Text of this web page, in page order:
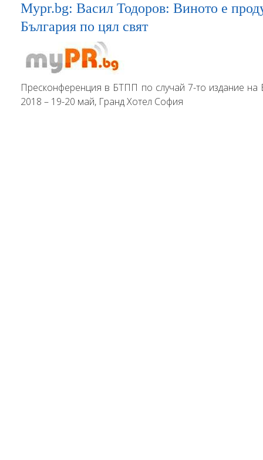
Mypr.bg: Васил Тодоров: Виното е
България по цял свят
Пресконференция в БТПП по случай 7-то издание на
2018 – 19-20 май, Гранд Хотел София